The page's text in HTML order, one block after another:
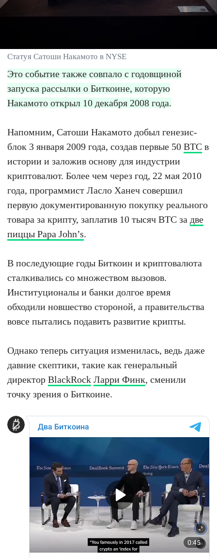
Статуя Сатоши Накамото в NYSE
Это событие также совпало с годовщиной
запуска рассылки о Биткоине, которую
Накамото открыл 10 декабря 2008 года.
Напомним, Сатоши Накамото добыл генезис-
блок 3 января 2009 года, создав первые 50 BTC в
истории и заложив основу для индустрии
криптовалют. Более чем через год, 22 мая 2010
года, программист Ласло Ханеч совершил
первую документированную покупку реального
товара за крипту, заплатив 10 тысяч BTC за две
пиццы Papa John’s.
В последующие годы Биткоин и криптовалюта
сталкивались со множеством вызовов.
Институционалы и банки долгое время
обходили новшество стороной, а правительства
вовсе пытались подавить развитие крипты.
Однако теперь ситуация изменилась, ведь даже
давние скептики, такие как генеральный
директор BlackRock Ларри Финк, сменили
точку зрения о Биткоине.